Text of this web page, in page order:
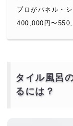
プロがパネル・
400,000円〜
タイル風呂
るには？